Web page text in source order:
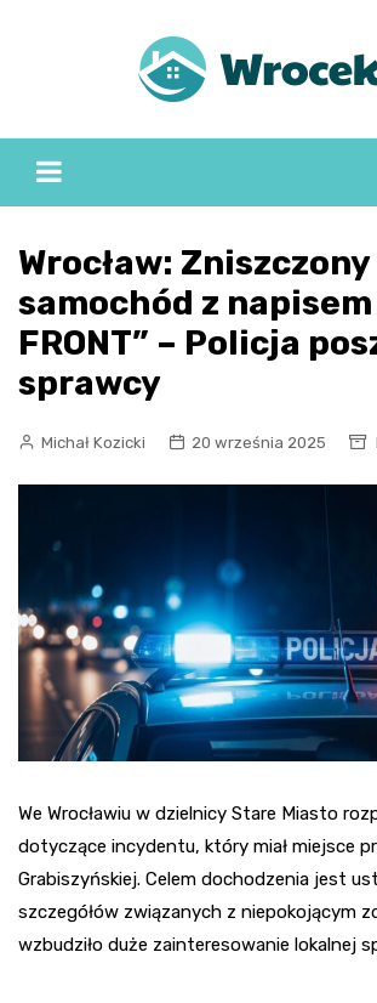
Wrocław: Zniszczony
samochód z napisem
FRONT” – Policja
sprawcy
Michał Kozicki 20 września 2025
We Wrocławiu w dzielnicy Stare Miasto
dotyczące incydentu, który miał miejsce
Grabiszyńskiej. Celem dochodzenia jest
szczegółów związanych z niepokojącym
wzbudziło duże zainteresowanie lokalnej